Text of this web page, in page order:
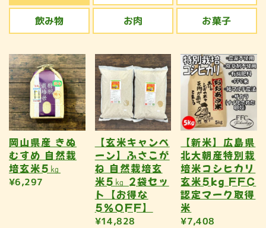
飲み物 お肉 お菓子
岡山県産 きぬ
むすめ 自然栽
培玄米5㎏
¥6,297
【玄米キャンペ
ーン】ふさこが
ね 自然栽培玄
米5㎏ 2袋セッ
ト【お得な
5％OFF】
¥14,828
【新米】広島県
北大朝産特別栽
培米コシヒカリ
玄米5kg FFC
認定マーク取得
米
¥7,408